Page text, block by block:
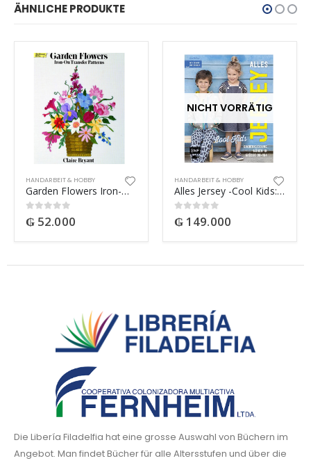
ÄHNLICHE PRODUKTE
HANDARBEIT & HOBBY
Garden Flowers Iron-On Transfer Patterns
0out of 5
₲ 52.000
NICHT VORRÄTIG
HANDARBEIT & HOBBY
Alles Jersey -Cool Kids: Kinderkleidung nähen
0out of 5
₲ 149.000
Die Libería Filadelfia hat eine grosse Auswahl von Büchern im
Angebot. Man findet Bücher für alle Altersstufen und über die